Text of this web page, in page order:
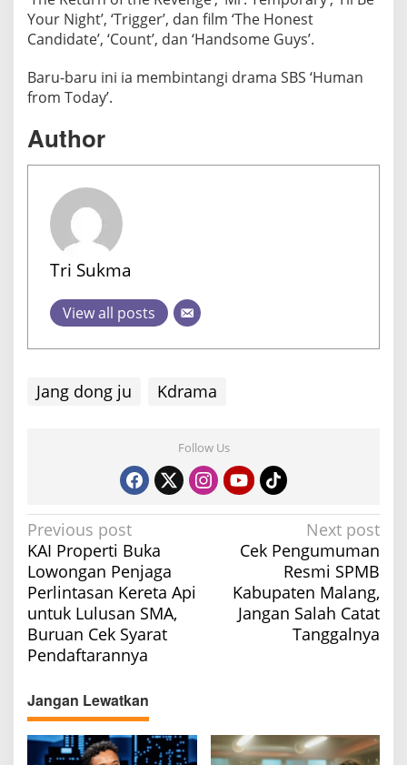
Your Night’, ‘Trigger’, dan film ‘The Honest
Candidate’, ‘Count’, dan ‘Handsome Guys’.
Baru-baru ini ia membintangi drama SBS ‘Human
from Today’.
Author
Tri Sukma
View all posts
Jang dong ju Kdrama
Follow Us
P
o
s
t
n
a
i
g
Previous post
KAI Properti Buka
Lowongan Penjaga
Perlintasan Kereta Api
untuk Lulusan SMA,
Buruan Cek Syarat
Pendaftarannya
Next post
Cek Pengumuman
Resmi SPMB
Kabupaten Malang,
Jangan Salah Catat
Tanggalnya
Jangan Lewatkan